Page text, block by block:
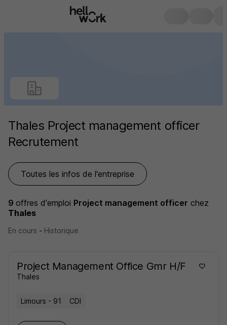
Thales Project management officer
Recrutement
Toutes les infos de l'entreprise
9 offres d'emploi Project management officer chez
Thales
En cours - Historique
Project Management Office Gmr H/F
Thales
Limours - 91 CDI